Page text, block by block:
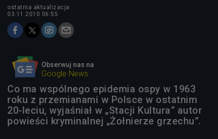
ostatnia aktualizacja:
03.11.2010 06:55
Obserwuj nas na
Google News
Co ma wspólnego epidemia ospy w 1963
roku z przemianami w Polsce w ostatnim
20-leciu, wyjaśniał w „Stacji Kultura” autor
powieści kryminalnej „Żołnierze grzechu”.